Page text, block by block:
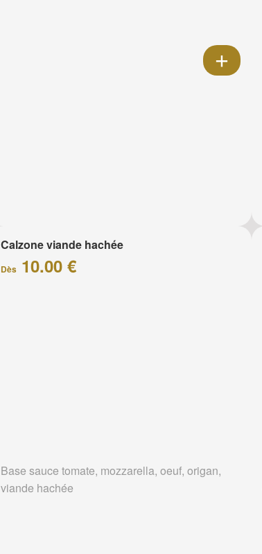
Calzone viande hachée
Dès10.00 €
Base sauce tomate, mozzarella, oeuf, origan,
viande hachée